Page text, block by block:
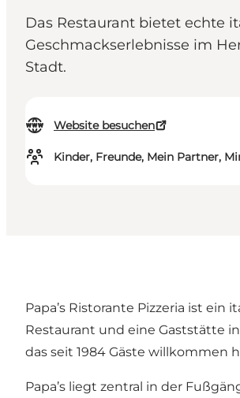
Das Restaurant bietet echte
Geschmackserlebnisse im
Stadt.
Website besuchen
Kinder, Freunde, Mein Partner,
Papa’s Ristorante Pizzeria ist ein
Restaurant und eine Gaststätte
das seit 1984 Gäste willkommen
Papa’s liegt zentral in der